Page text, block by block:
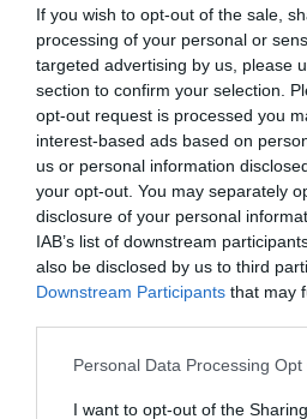
If you wish to opt-out of the sale,
processing of your personal or
targeted advertising by us, please
section to confirm your selection.
opt-out request is processed you
interest-based ads based on
us or personal information
your opt-out. You may separately
disclosure of your personal
IAB’s list of downstream
also be disclosed by us to third
Downstream Participants that may
Personal Data Processing Opt
I want to opt-out of the
μάθετε πρώτοι όλες τις
Δείτε όλα τατελευταία νέα
Πολιτισμό στοCulturenow.gr
Νέοι Διαγωνισμοί❯
Tags
ΕΙΔΙΚΕΣ ΕΚΔΟΣΕΙΣ ΕΚΔΟΣΕΙΣ
Newsletter
Κάθε βδομάδα στο e-mail σας